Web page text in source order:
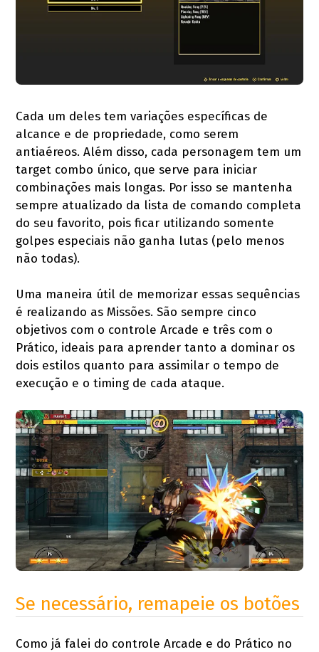
Cada um deles tem variações específicas de
alcance e de propriedade, como serem
antiaéreos. Além disso, cada personagem tem um
target combo único, que serve para iniciar
combinações mais longas. Por isso se mantenha
sempre atualizado da lista de comando completa
do seu favorito, pois ficar utilizando somente
golpes especiais não ganha lutas (pelo menos
não todas).
Uma maneira útil de memorizar essas sequências
é realizando as Missões. São sempre cinco
objetivos com o controle Arcade e três com o
Prático, ideais para aprender tanto a dominar os
dois estilos quanto para assimilar o tempo de
execução e o timing de cada ataque.
Se necessário, remapeie os botões
Como já falei do controle Arcade e do Prático no